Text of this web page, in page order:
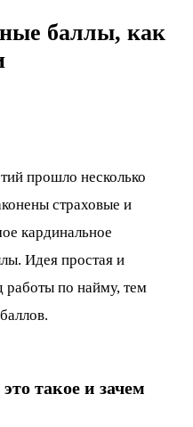
баллы, как
прошло несколько
страховые и
кардинальное
Идея простая и
работы по найму, тем
такое и зачем